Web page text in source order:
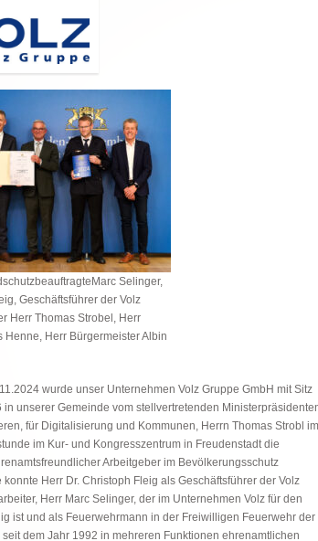
Selinger,
Geschäftsführer der Volz
Herr Thomas Strobel, Herr
Henne, Herr Bürgermeister Albin
wurde unser Unternehmen Volz Gruppe GmbH mit Sitz
in unserer Gemeinde vom stellvertretenden
für Digitalisierung und Kommunen, Herrn Thomas Strobl im
im Kur- und Kongresszentrum in Freudenstadt die
Arbeitgeber im Bevölkerungsschutz
Herr Dr. Christoph Fleig als Geschäftsführer der Volz
Herr Marc Selinger, der im Unternehmen Volz für den
ist und als Feuerwehrmann in der Freiwilligen Feuerwehr der
dem Jahr 1992 in mehreren Funktionen ehrenamtlichen